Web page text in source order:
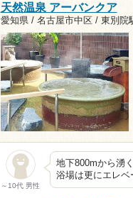
天然温泉 アーバンクア
愛知県 / 名古屋市中区 / 東別院
～10代 男性
地下800mから湧
浴場は更にエレ